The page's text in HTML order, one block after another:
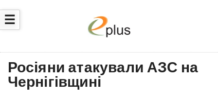
☰
Росіяни атакували АЗС на
Чернігівщині